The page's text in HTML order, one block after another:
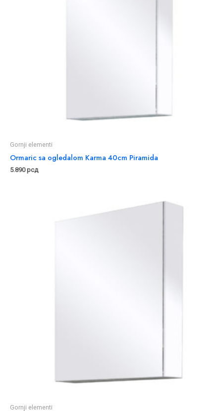
Gornji elementi
Ormaric sa ogledalom Karma 40cm Piramida
5.890рсд
Gornji elementi